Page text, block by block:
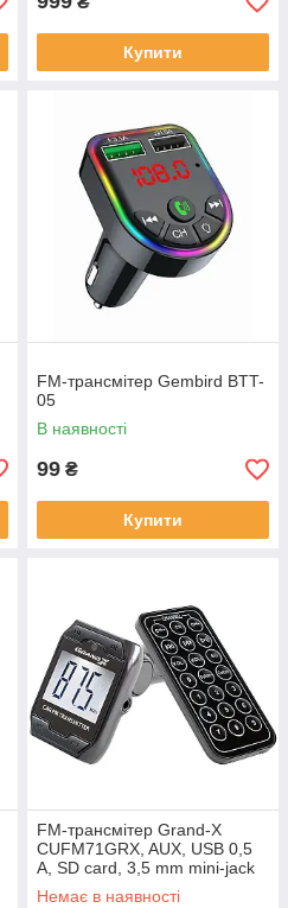
Купити
FM-трансмітер Gembird BTT-
05
В наявності
99 ₴
Купити
FM-трансмітер Grand-X
CUFM71GRX, AUX, USB 0,5
A, SD card, 3,5 mm mini-jack
Немає в наявності